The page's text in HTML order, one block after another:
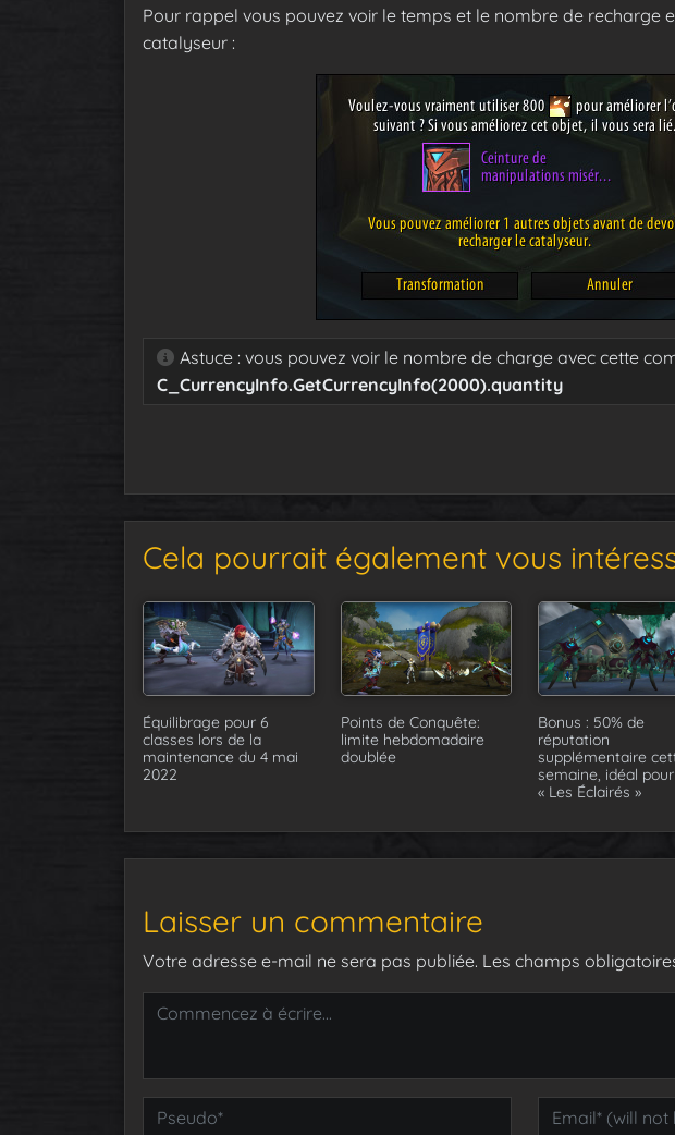
Pour rappel vous pouvez voir le temps et le nombre de recharge
catalyseur :
Astuce : vous pouvez voir le nombre de charge avec cette
C_CurrencyInfo.GetCurrencyInfo(2000).quantity
Cela pourrait également vous
Équilibrage pour 6
classes lors de la
maintenance du 4 mai
2022
Points de Conquête:
limite hebdomadaire
doublée
Bonus : 50% de
réputation
supplémentaire
semaine, idéal pour
« Les Éclairés »
Laisser un commentaire
Votre adresse e-mail ne sera pas publiée. Les champs